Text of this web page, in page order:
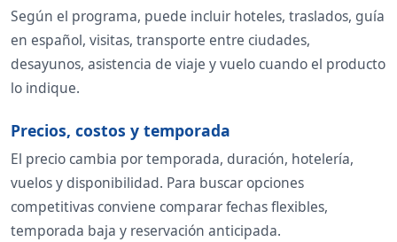
Según el programa, puede incluir hoteles, traslados, guía
en español, visitas, transporte entre ciudades,
desayunos, asistencia de viaje y vuelo cuando el producto
lo indique.
Precios, costos y temporada
El precio cambia por temporada, duración, hotelería,
vuelos y disponibilidad. Para buscar opciones
competitivas conviene comparar fechas flexibles,
temporada baja y reservación anticipada.